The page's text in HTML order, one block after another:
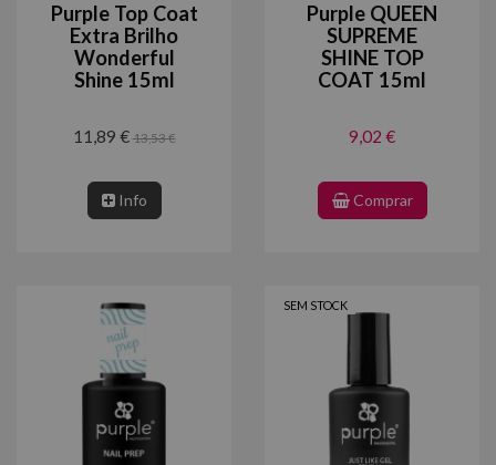
Purple Top Coat
Extra Brilho
Wonderful
Shine 15ml
11,89 €13,53 €
Info
Purple QUEEN
SUPREME
SHINE TOP
COAT 15ml
9,02 €
Comprar
SEM STOCK